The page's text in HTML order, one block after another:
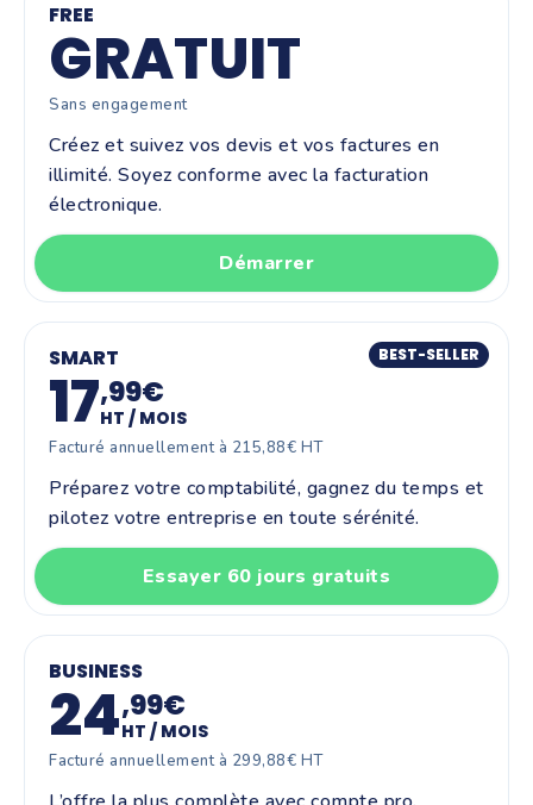
FREE
GRATUIT
Sans engagement
Créez et suivez vos devis et vos factures en
illimité. Soyez conforme avec la facturation
électronique.
Démarrer
SMART
17,99€
HT / MOIS
Facturé annuellement à 215,88€ HT
BEST-SELLER
Préparez votre comptabilité, gagnez du temps et
pilotez votre entreprise en toute sérénité.
Essayer 60 jours gratuits
BUSINESS
24,99€
HT / MOIS
Facturé annuellement à 299,88€ HT